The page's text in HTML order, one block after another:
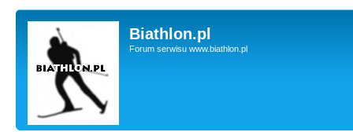
Biathlon.pl
Forum serwisu www.biathlon.pl